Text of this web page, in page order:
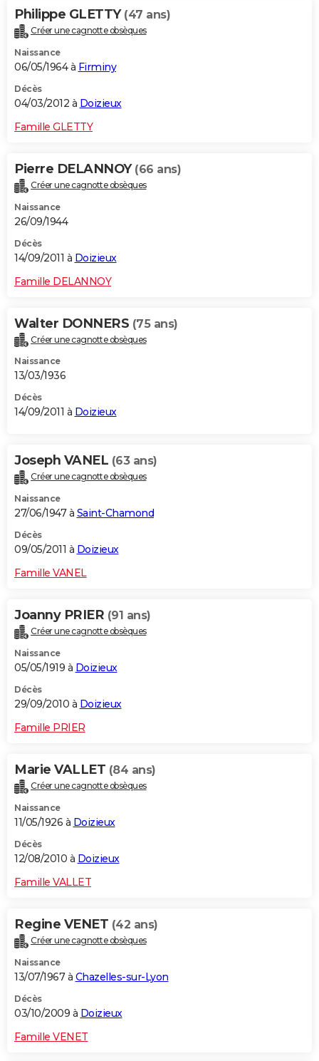
Philippe GLETTY (47 ans)
Créer une cagnotte obsèques
Naissance
06/05/1964 à Firminy
Décès
04/03/2012 à Doizieux
Famille GLETTY
Pierre DELANNOY (66 ans)
Créer une cagnotte obsèques
Naissance
26/09/1944
Décès
14/09/2011 à Doizieux
Famille DELANNOY
Walter DONNERS (75 ans)
Créer une cagnotte obsèques
Naissance
13/03/1936
Décès
14/09/2011 à Doizieux
Joseph VANEL (63 ans)
Créer une cagnotte obsèques
Naissance
27/06/1947 à Saint-Chamond
Décès
09/05/2011 à Doizieux
Famille VANEL
Joanny PRIER (91 ans)
Créer une cagnotte obsèques
Naissance
05/05/1919 à Doizieux
Décès
29/09/2010 à Doizieux
Famille PRIER
Marie VALLET (84 ans)
Créer une cagnotte obsèques
Naissance
11/05/1926 à Doizieux
Décès
12/08/2010 à Doizieux
Famille VALLET
Regine VENET (42 ans)
Créer une cagnotte obsèques
Naissance
13/07/1967 à Chazelles-sur-Lyon
Décès
03/10/2009 à Doizieux
Famille VENET